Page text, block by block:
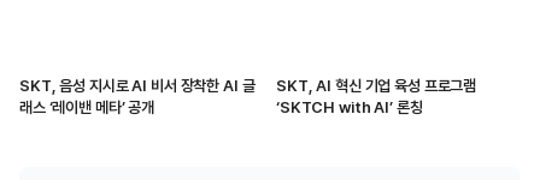
SKT, 음성 지시로 AI 비서 장착한 AI 글
래스 ‘레이밴 메타’ 공개
SKT, AI 혁신 기업 육성 프로그램
‘SKTCH with AI’ 론칭